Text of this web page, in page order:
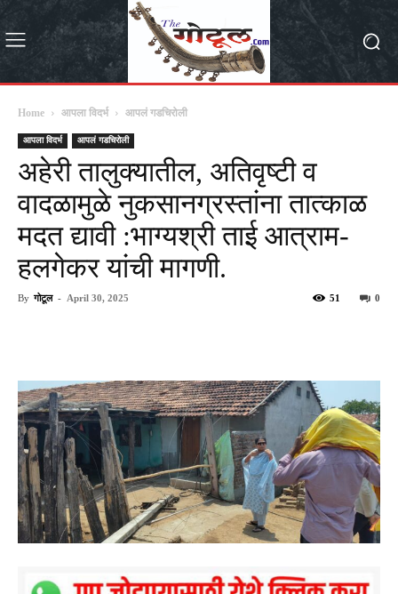
Home आपला विदर्भ आपलं गडचिरोली
आपला विदर्भ आपलं गडचिरोली
अहेरी तालुक्यातील, अतिवृष्टी व
वादळामुळे नुकसानग्रस्तांना तात्काळ
मदत द्यावी :भाग्यश्री ताई आत्राम-
हलगेकर यांची मागणी.
By गोटूल - April 30, 2025 0
51